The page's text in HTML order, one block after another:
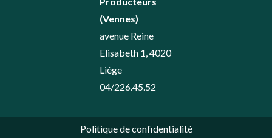
(Vennes)
avenue Reine
Elisabeth 1, 4020
Liège
04/226.45.52
Politique de confidentialité